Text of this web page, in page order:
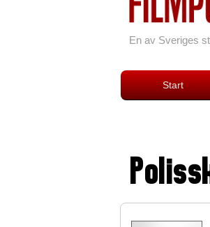
En av Sveriges
Start